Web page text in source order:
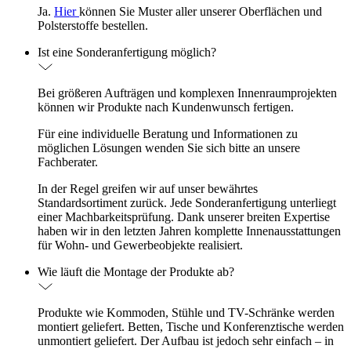
Ja. Hierkönnen Sie Muster aller unserer Oberflächen und
Polsterstoffe bestellen.
Ist eine Sonderanfertigung möglich?
Bei größeren Aufträgen und komplexen Innenraumprojekten
können wir Produkte nach Kundenwunsch fertigen.
Für eine individuelle Beratung und Informationen zu
möglichen Lösungen wenden Sie sich bitte an unsere
Fachberater.
In der Regel greifen wir auf unser bewährtes
Standardsortiment zurück. Jede Sonderanfertigung unterliegt
einer Machbarkeitsprüfung. Dank unserer breiten Expertise
haben wir in den letzten Jahren komplette Innenausstattungen
für Wohn- und Gewerbeobjekte realisiert.
Wie läuft die Montage der Produkte ab?
Produkte wie Kommoden, Stühle und TV-Schränke werden
montiert geliefert. Betten, Tische und Konferenztische werden
unmontiert geliefert. Der Aufbau ist jedoch sehr einfach – in